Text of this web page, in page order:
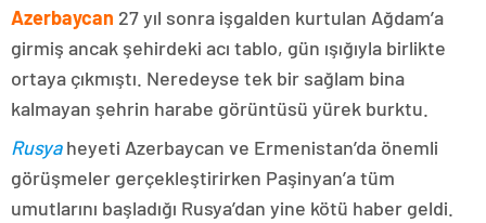
Azerbaycan 27 yıl sonra işgalden kurtulan Ağdam’a
girmiş ancak şehirdeki acı tablo, gün ışığıyla birlikte
ortaya çıkmıştı. Neredeyse tek bir sağlam bina
kalmayan şehrin harabe görüntüsü yürek burktu.
Rusyaheyeti Azerbaycan ve Ermenistan’da önemli
görüşmeler gerçekleştirirken Paşinyan’a tüm
umutlarını başladığı Rusya’dan yine kötü haber geldi.